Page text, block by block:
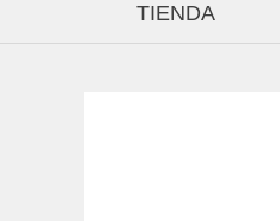
TIENDA